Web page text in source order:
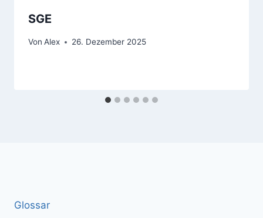
SGE
Von Alex 26. Dezember 2025
Glossar